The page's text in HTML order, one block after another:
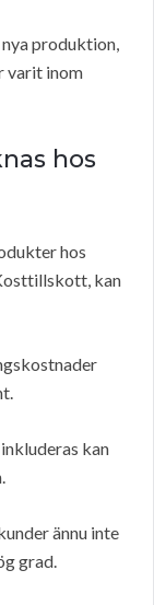
nya produktion,
varit inom
hos
hos
kan
kan
ännu inte
grad.